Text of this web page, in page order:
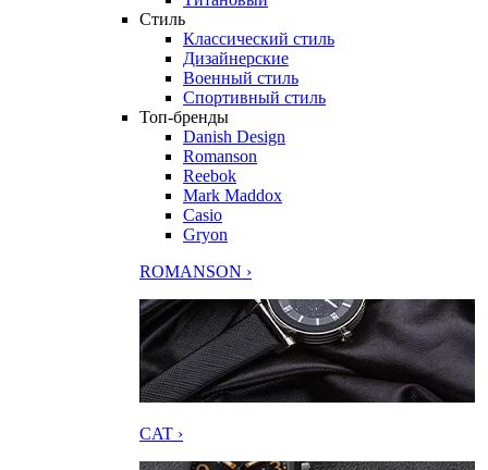
Стиль
Классический стиль
Дизайнерские
Военный стиль
Спортивный стиль
Топ-бренды
Danish Design
Romanson
Reebok
Mark Maddox
Casio
Gryon
ROMANSON ›
CAT ›